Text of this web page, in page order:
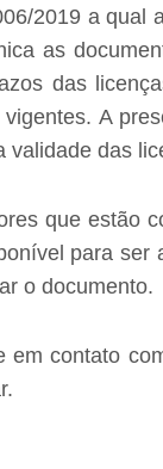
2019 a
as
das
A
validade das
que estão
para ser
o documento.
em contato